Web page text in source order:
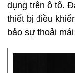
dụng trên ô tô.
thiết bị điều
bảo sự thoải